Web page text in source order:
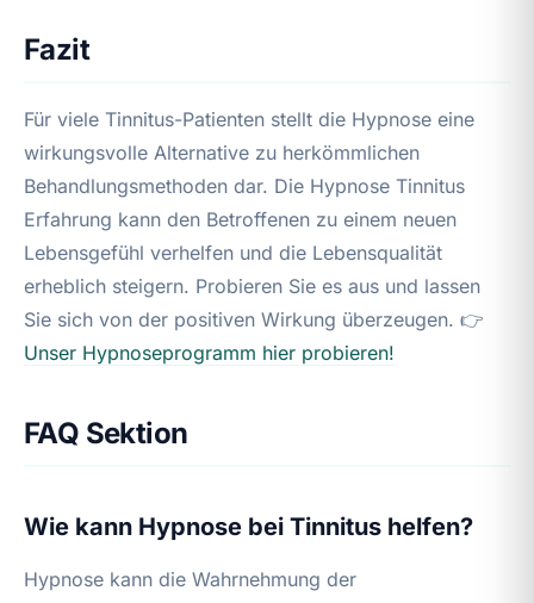
Fazit
Für viele Tinnitus-Patienten stellt die Hypnose eine
wirkungsvolle Alternative zu herkömmlichen
Behandlungsmethoden dar. Die Hypnose Tinnitus
Erfahrung kann den Betroffenen zu einem neuen
Lebensgefühl verhelfen und die Lebensqualität
erheblich steigern. Probieren Sie es aus und lassen
Sie sich von der positiven Wirkung überzeugen. 👉
Unser Hypnoseprogramm hier probieren!
FAQ Sektion
Wie kann Hypnose bei Tinnitus helfen?
Hypnose kann die Wahrnehmung der